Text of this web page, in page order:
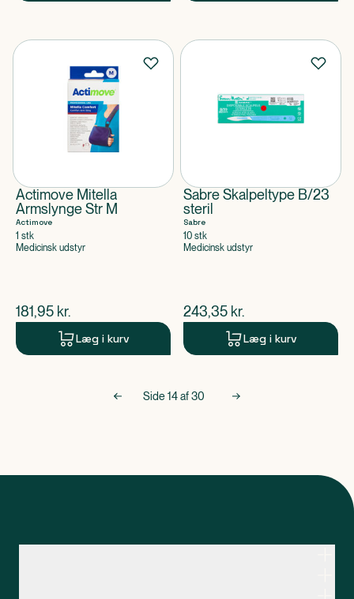
Actimove Mitella
Armslynge Str M
Actimove
1 stk
Medicinsk udstyr
$nuværende pris
181,95 kr.
Læg i kurv
Sabre Skalpeltype B/23
steril
Sabre
10 stk
Medicinsk udstyr
$nuværende pris
243,35 kr.
Læg i kurv
Side14af30